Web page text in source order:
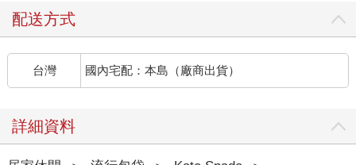
配送方式
台灣 國內宅配：本島（廠商出貨）
詳細資料